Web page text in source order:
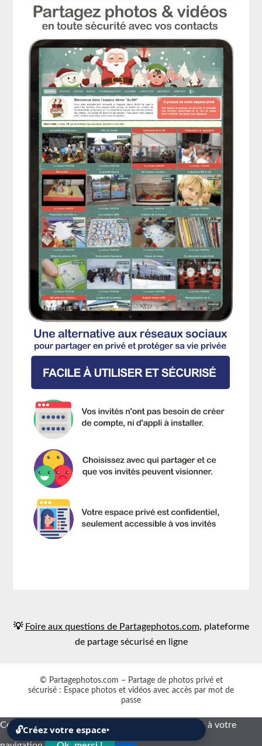
🔓Créez votre espace‣
💡 Foire aux questions de Partagephotos.com, plateforme
de partage sécurisé en ligne
© Partagephotos.com – Partage de photos privé et
sécurisé : Espace photos et vidéos avec accès par mot de
passe
Ce site utilise uniquement des cookies nécessaires à votre